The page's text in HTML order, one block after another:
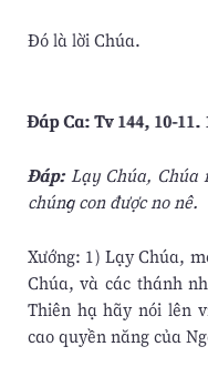
Ðó là lời Chúa.
Ðáp Ca: Tv 144, 10-11.
Ðáp:Lạy Chúa, Chúa
chúng con được no nê.
Xướng: 1) Lạy Chúa,
Chúa, và các thánh
Thiên hạ hãy nói lên
cao quyền năng của